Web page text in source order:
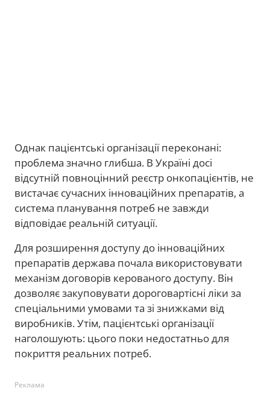
Однак пацієнтські організації переконані:
проблема значно глибша. В Україні досі
відсутній повноцінний реєстр онкопацієнтів, не
вистачає сучасних інноваційних препаратів, а
система планування потреб не завжди
відповідає реальній ситуації.
Для розширення доступу до інноваційних
препаратів держава почала використовувати
механізм договорів керованого доступу. Він
дозволяє закуповувати дороговартісні ліки за
спеціальними умовами та зі знижками від
виробників. Утім, пацієнтські організації
наголошують: цього поки недостатньо для
покриття реальних потреб.
Реклама